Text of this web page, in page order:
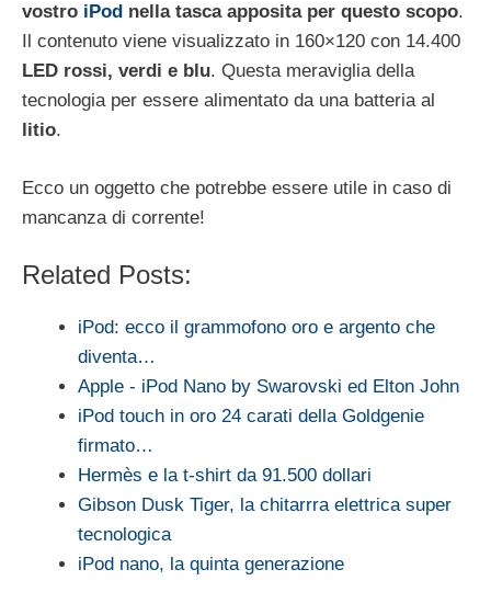
vostro iPod nella tasca apposita per questo scopo.
Il contenuto viene visualizzato in 160×120 con 14.400
LED rossi, verdi e blu. Questa meraviglia della
tecnologia per essere alimentato da una batteria al
litio.
Ecco un oggetto che potrebbe essere utile in caso di
mancanza di corrente!
Related Posts:
iPod: ecco il grammofono oro e argento che
diventa…
Apple - iPod Nano by Swarovski ed Elton John
iPod touch in oro 24 carati della Goldgenie
firmato…
Hermès e la t-shirt da 91.500 dollari
Gibson Dusk Tiger, la chitarrra elettrica super
tecnologica
iPod nano, la quinta generazione